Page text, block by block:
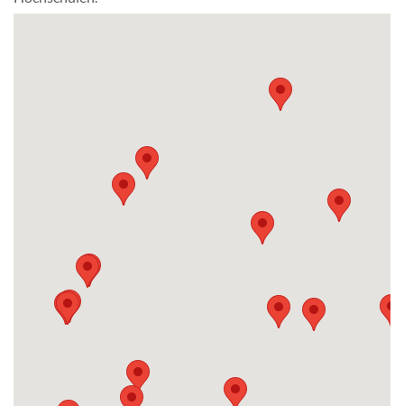
Mitgliedschaft & Spenden